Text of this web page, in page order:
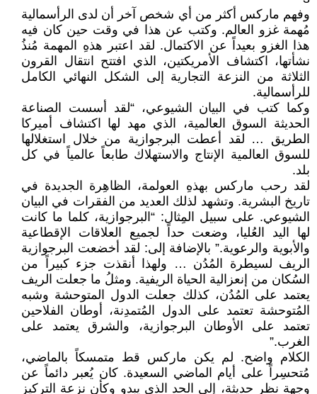
وفهم ماركس أكثر من أي شخص آخر أن لدى الرأسمالية
مُهمة غزو العالم. وكتب عن هذا في وقت حين كان فيه
هذا الغزو بعيداً عن الاكتمال. لقد اعتبر هذهِ المهمة مُنذُ
نشأتها، اكتشاف الأمريكتين، الذي افتتح انتقال القرون
الثلاثة من النزعة التجارية إلى الشكل النهائي الكامل
للرأسمالية.
وكما كتب في البيان الشيوعي، “لقد أسست الصناعة
الحديثة السوق العالمية، الذي مهد لها اكتشاف أميركا
الطريق … لقد أعطت البرجوازية من خلال استغلالها
للسوق العالمية الإنتاج والاستهلاك طابعاً عالمياً في كل
بلد.
لقد رحب ماركس بهذهِ العولمة، الظاهِرة الجديدة في
تاريخ البشرية. وتشهد لذلك العديد من الفقرات في البيان
الشيوعي. على سبيل المِثال: “البرجوازية، كلما ما كانت
لها اليد العُليا، وضعت حداً لجميع العلاقات الإقطاعية
والأبوية والرعوية.” بالإضافة إلى: لقد أخضعت البرجوازية
الريف لسيطرة المُدُن … ولهذا أنقذت جزء كبيراً من
السُكان من إنعزالية الحياة الريفية. ومثلُ ما جعلت الريف
يعتمد على المُدُن، كذلك جعلت الدول المتوحشة وشبه
المُتوحشة تعتمد على الدول المُتمدِنة، أوطان الفلاحين
تعتمد على الأوطان البرجوازية، والشرق يعتمد على
الغرب.”
الكلام واضح. لم يكن ماركس قط متمسكاً بالماضي،
مُتحسِراً على أيام الماضي السعيدة. كان يُعبر دائماً عن
وجهة نظر حديثة، إلى الحد الذي يبدو وكأن نزعة التركيز